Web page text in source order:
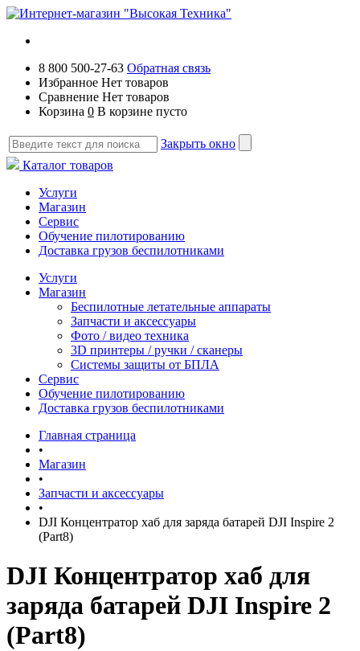
8 800 500-27-63 Обратная связь
Избранное Нет товаров
Сравнение Нет товаров
Корзина 0 В корзине пусто
Закрыть окно
Каталог товаров
Услуги
Магазин
Сервис
Обучение пилотированию
Доставка грузов беспилотниками
Услуги
Магазин
Беспилотные летательные аппараты
Запчасти и аксессуары
Фото / видео техника
3D принтеры / ручки / сканеры
Системы защиты от БПЛА
Сервис
Обучение пилотированию
Доставка грузов беспилотниками
Главная страница
•
Магазин
•
Запчасти и аксессуары
•
DJI Концентратор хаб для заряда батарей DJI Inspire 2
(Part8)
DJI Концентратор хаб для
заряда батарей DJI Inspire 2
(Part8)